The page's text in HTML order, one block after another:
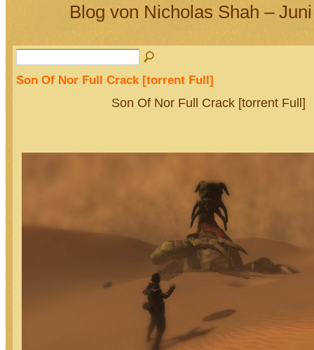
Blog von Nicholas Shah –
Son Of Nor Full Crack [torrent Full]
Son Of Nor Full Crack [torrent Full]